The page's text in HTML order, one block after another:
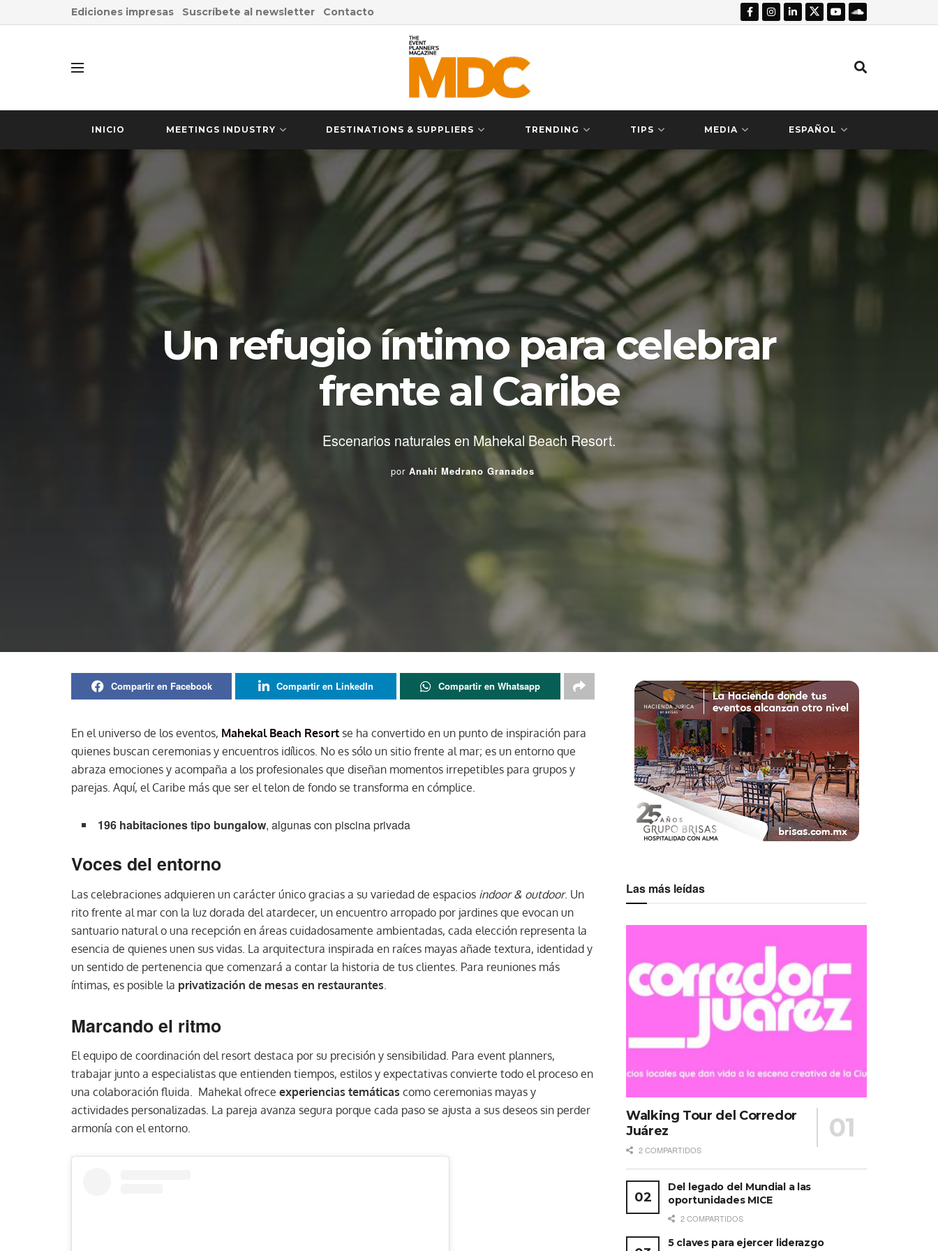
Ediciones impresas Suscríbete al newsletter Contacto
INICIO MEETINGS INDUSTRY DESTINATIONS & SUPPLIERS TRENDING TIPS MEDIA ESPAÑOL
Un refugio íntimo para celebrar
frente al Caribe
Escenarios naturales en Mahekal Beach Resort.
por Anahí Medrano Granados
Compartir en Facebook Compartir en LinkedIn Compartir en Whatsapp
En el universo de los eventos, Mahekal Beach Resort se ha convertido en un punto de inspiración para
quienes buscan ceremonias y encuentros idílicos. No es sólo un sitio frente al mar; es un entorno que
abraza emociones y acompaña a los profesionales que diseñan momentos irrepetibles para grupos y
parejas. Aquí, el Caribe más que ser el telon de fondo se transforma en cómplice.
196 habitaciones tipo bungalow, algunas con piscina privada
Voces del entorno
Las celebraciones adquieren un carácter único gracias a su variedad de espacios indoor & outdoor. Un
rito frente al mar con la luz dorada del atardecer, un encuentro arropado por jardines que evocan un
santuario natural o una recepción en áreas cuidadosamente ambientadas, cada elección representa la
esencia de quienes unen sus vidas. La arquitectura inspirada en raíces mayas añade textura, identidad y
un sentido de pertenencia que comenzará a contar la historia de tus clientes. Para reuniones más
íntimas, es posible la privatización de mesas en restaurantes
Marcando el ritmo
El equipo de coordinación del resort destaca por su precisión y sensibilidad. Para event planners,
trabajar junto a especialistas que entienden tiempos, estilos y expectativas convierte todo el proceso en
una colaboración fluida. Mahekal ofrece experiencias temáticas como ceremonias mayas y
actividades personalizadas. La pareja avanza segura porque cada paso se ajusta a sus deseos sin perder
armonía con el entorno.
Las más leídas
Walking Tour del Corredor
Juárez
2 COMPARTIDOS
Del legado del Mundial a las
oportunidades MICE
2 COMPARTIDOS
5 claves para ejercer liderazgo